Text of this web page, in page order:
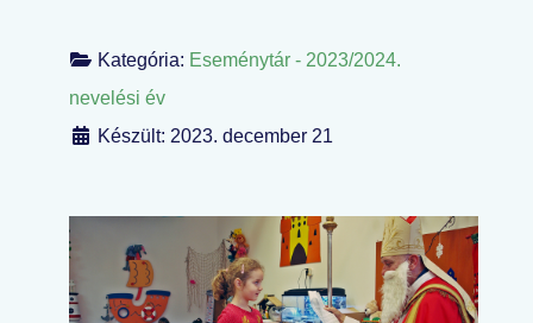
Kategória: Eseménytár - 2023/2024.
nevelési év
Készült: 2023. december 21